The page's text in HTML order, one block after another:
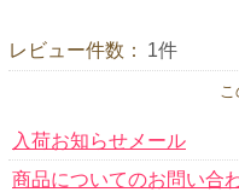
レビュー件数： 1件
こ
入荷お知らせメール
商品についてのお問い合